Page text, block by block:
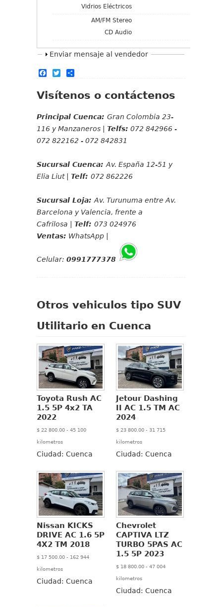
Vidrios Eléctricos
AM/FM Stereo
CD Audio
Mostrar
Enviar mensaje al vendedor
e
o
o
k
t
r
r
Visítenos o contáctenos
Principal Cuenca: Gran Colombia 23-
116 y Manzaneros | Telfs: 072 842966 -
072 822162 - 072 842831
Sucursal Cuenca:Av. España 12-51 y
Elia Liut | Telf: 072 862226
Sucursal Loja:Av. Turunuma entre Av.
Barcelona y Valencia, frente a
Cafrilosa | Telf: 073 024976
Ventas: WhatsApp |
Celular: 0991777378
Otros vehiculos tipo SUV
Utilitario en Cuenca
Toyota Rush AC
1.5 5P 4x2 TA
2022
$ 22 800.00 - 45 100
kilometros
Ciudad: Cuenca
Jetour Dashing
II AC 1.5 TM AC
2024
$ 23 800.00 - 31 715
kilometros
Ciudad: Cuenca
Nissan KICKS
DRIVE AC 1.6 5P
4X2 TM 2018
$ 17 500.00 - 162 944
kilometros
Ciudad: Cuenca
Chevrolet
CAPTIVA LTZ
TURBO 5PAS AC
1.5 5P 2023
$ 18 800.00 - 47 004
kilometros
Ciudad: Cuenca